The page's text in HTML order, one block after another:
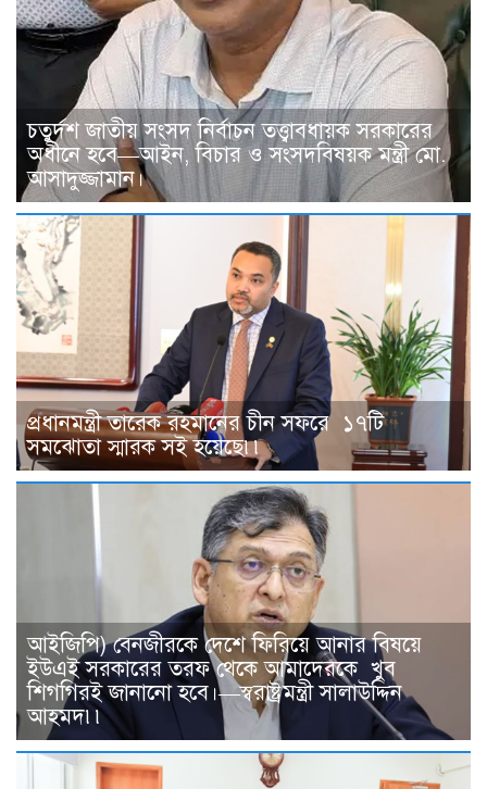
চতুর্দশ জাতীয় সংসদ নির্বাচন তত্ত্বাবধায়ক সরকারের
অধীনে হবে—আইন, বিচার ও সংসদবিষয়ক মন্ত্রী মো.
আসাদুজ্জামান।
প্রধানমন্ত্রী তারেক রহমানের চীন সফরে ১৭টি
সমঝোতা স্মারক সই হয়েছে৷৷
আইজিপি) বেনজীরকে দেশে ফিরিয়ে আনার বিষয়ে
ইউএই সরকারের তরফ থেকে আমাদেরকে খুব
শিগগিরই জানানো হবে।—স্বরাষ্ট্রমন্ত্রী সালাউদ্দিন
আহমদ৷৷